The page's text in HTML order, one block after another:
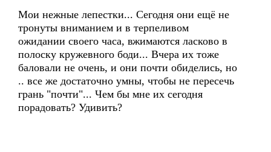
Мои нежные лепестки... Сегодня они ещё не
тронуты вниманием и в терпеливом
ожидании своего часа, вжимаются ласково в
полоску кружевного боди... Вчера их тоже
баловали не очень, и они почти обиделись, но
.. все же достаточно умны, чтобы не пересечь
грань "почти"... Чем бы мне их сегодня
порадовать? Удивить?